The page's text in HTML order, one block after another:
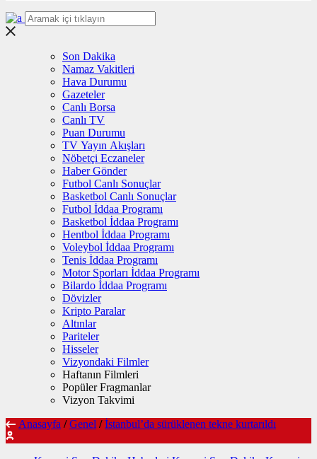
Son Dakika
Namaz Vakitleri
Hava Durumu
Gazeteler
Canlı Borsa
Canlı TV
Puan Durumu
TV Yayın Akışları
Nöbetçi Eczaneler
Haber Gönder
Futbol Canlı Sonuçlar
Basketbol Canlı Sonuçlar
Futbol İddaa Programı
Basketbol İddaa Programı
Hentbol İddaa Programı
Voleybol İddaa Programı
Tenis İddaa Programı
Motor Sporları İddaa Programı
Bilardo İddaa Programı
Dövizler
Kripto Paralar
Altınlar
Pariteler
Hisseler
Vizyondaki Filmler
Haftanın Filmleri
Popüler Fragmanlar
Vizyon Takvimi
Anasayfa / Genel / İstanbul’da sürüklenen tekne kurtarıldı